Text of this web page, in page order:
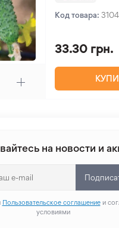
Код товара:
33.30 грн.
на новости и
Пользовательское соглашениеи
условиями